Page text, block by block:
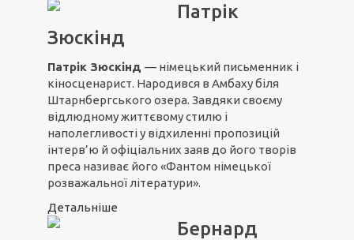
Патрік
Зюскінд
Патрік Зюскінд — німецький письменник і
кіносценарист. Народився в Амбаху біля
Штарнбергського озера. Завдяки своєму
відлюдному життєвому стилю і
наполегливості у відхиленні пропозицій
інтерв’ю й офіціальних заяв до його творів
преса називає його «Фантом німецької
розважальної літератури».
Детальніше
Бернард